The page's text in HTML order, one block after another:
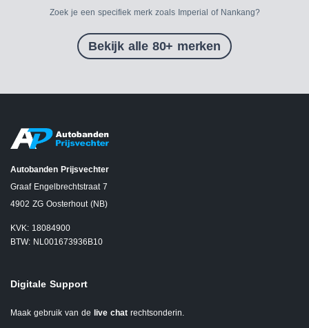
Zoek je een specifiek merk zoals Imperial of Nankang?
Bekijk alle 80+ merken
Autobanden Prijsvechter
Graaf Engelbrechtstraat 7
4902 ZG Oosterhout (NB)
KVK: 18084900
BTW: NL001673936B10
Digitale Support
Maak gebruik van de live chat rechtsonderin.